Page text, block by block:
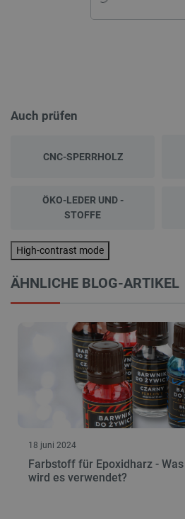
Auch prüfen
CNC-SPERRHOLZ
ÖKO-LEDER UND -
STOFFE
High-contrast mode
ÄHNLICHE BLOG-ARTIKEL
18 juni 2024
Farbstoff für Epoxidharz -
wird es verwendet?